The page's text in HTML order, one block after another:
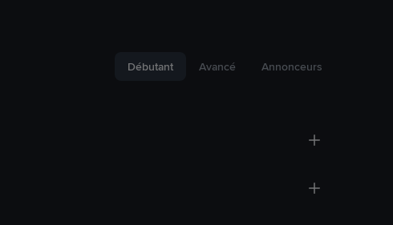
Débutant Avancé Annonceurs